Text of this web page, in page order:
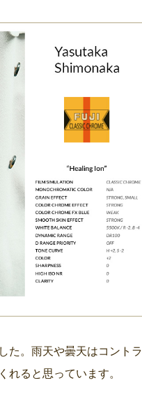
た。雨天や曇天はコントラ
れると思っています。